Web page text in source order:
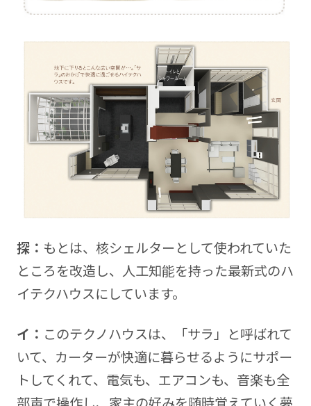
探： もとは、核シェルターとして使われていた
ところを改造し、人工知能を持った最新式のハ
イテクハウスにしています。
イ： このテクノハウスは、「サラ」と呼ばれて
いて、カーターが快適に暮らせるようにサポー
トしてくれて、電気も、エアコンも、音楽も全